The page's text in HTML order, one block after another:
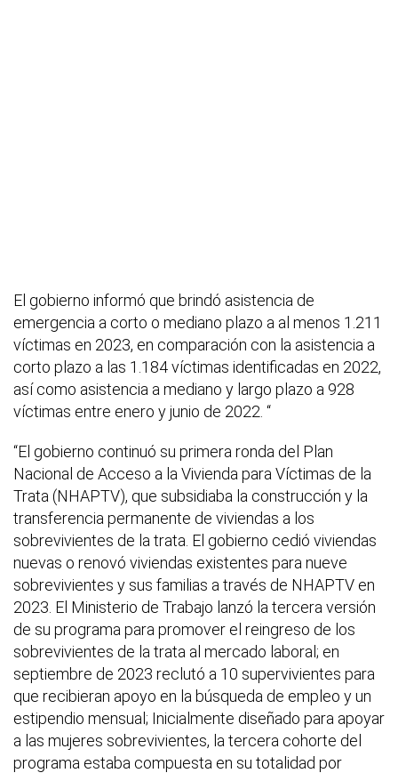
El gobierno informó que brindó asistencia de
emergencia a corto o mediano plazo a al menos 1.211
víctimas en 2023, en comparación con la asistencia a
corto plazo a las 1.184 víctimas identificadas en 2022,
así como asistencia a mediano y largo plazo a 928
víctimas entre enero y junio de 2022. “
“El gobierno continuó su primera ronda del Plan
Nacional de Acceso a la Vivienda para Víctimas de la
Trata (NHAPTV), que subsidiaba la construcción y la
transferencia permanente de viviendas a los
sobrevivientes de la trata. El gobierno cedió viviendas
nuevas o renovó viviendas existentes para nueve
sobrevivientes y sus familias a través de NHAPTV en
2023. El Ministerio de Trabajo lanzó la tercera versión
de su programa para promover el reingreso de los
sobrevivientes de la trata al mercado laboral; en
septiembre de 2023 reclutó a 10 supervivientes para
que recibieran apoyo en la búsqueda de empleo y un
estipendio mensual; Inicialmente diseñado para apoyar
a las mujeres sobrevivientes, la tercera cohorte del
programa estaba compuesta en su totalidad por